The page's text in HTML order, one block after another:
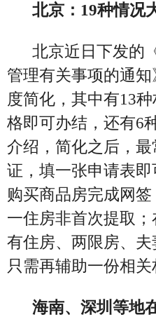
北京：19种情况
北京近日下发的
管理有关事项的通知
度简化，其中有13
格即可办结，还有6
介绍，简化之后，
证，填一张申请表
购买商品房完成网
一住房非首次提取
有住房、两限房、
只需再辅助一份相关
海南、深圳等地